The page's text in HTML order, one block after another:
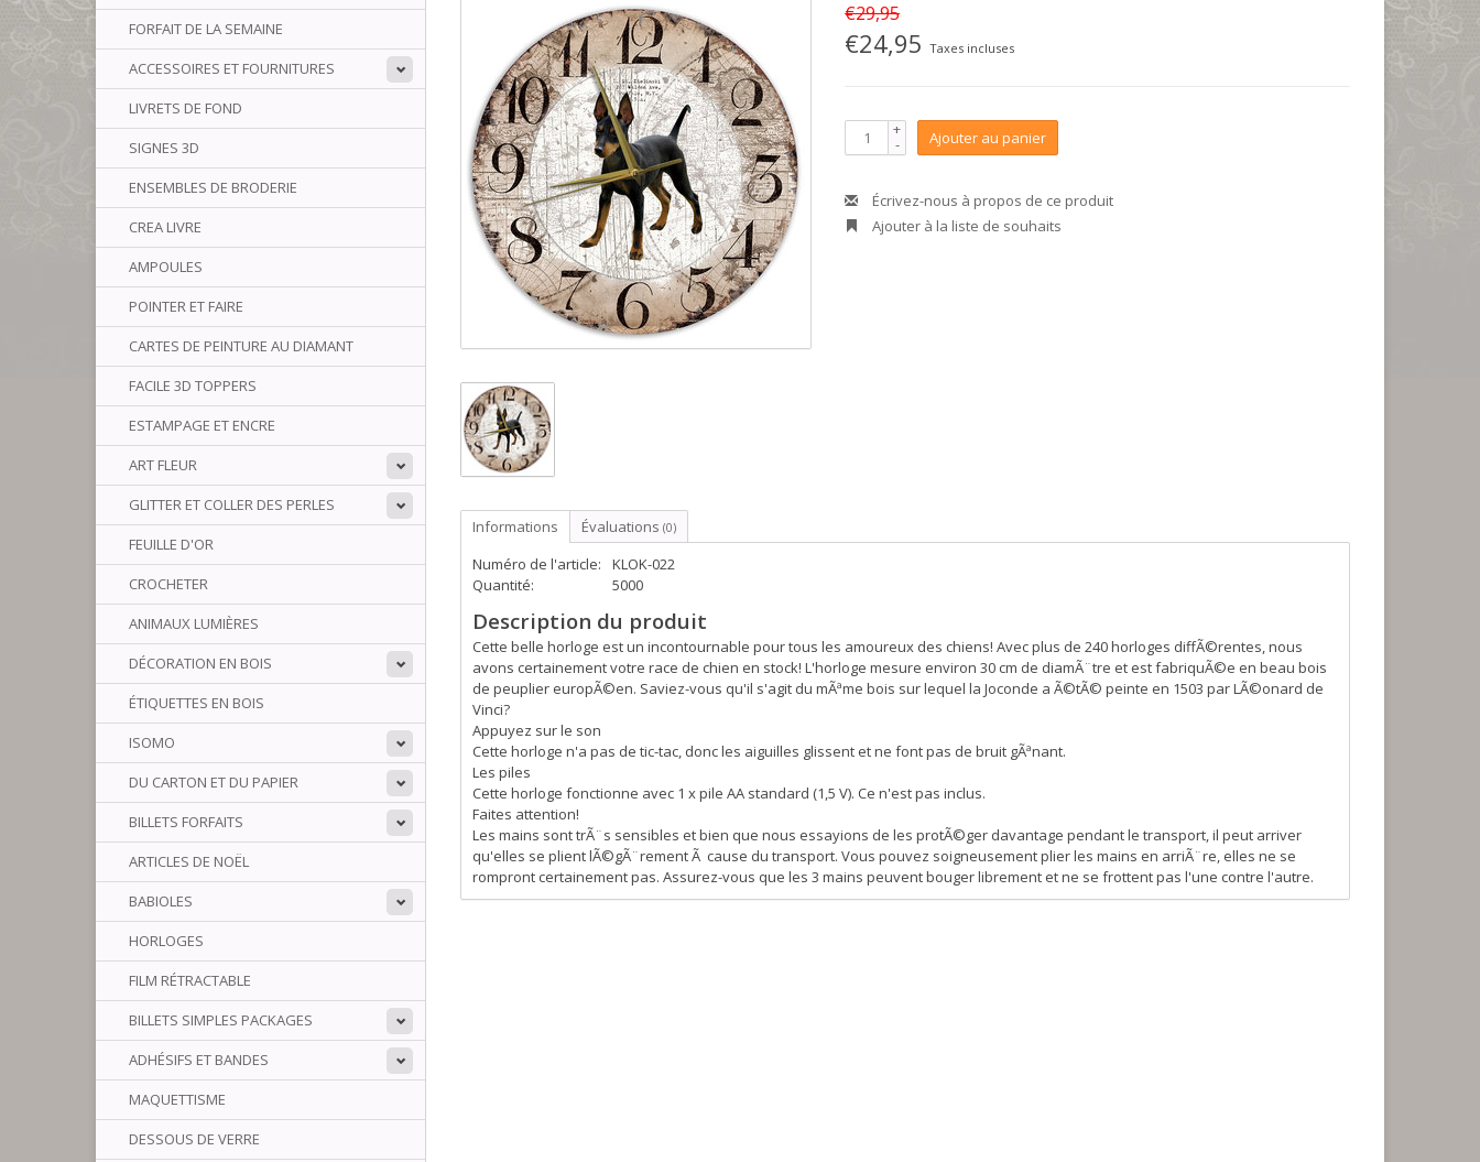
FORFAIT DE LA SEMAINE
ACCESSOIRES ET FOURNITURES
LIVRETS DE FOND
SIGNES 3D
ENSEMBLES DE BRODERIE
CREA LIVRE
AMPOULES
POINTER ET FAIRE
CARTES DE PEINTURE AU DIAMANT
FACILE 3D TOPPERS
ESTAMPAGE ET ENCRE
ART FLEUR
GLITTER ET COLLER DES PERLES
FEUILLE D'OR
CROCHETER
ANIMAUX LUMIÈRES
DÉCORATION EN BOIS
ÉTIQUETTES EN BOIS
ISOMO
DU CARTON ET DU PAPIER
BILLETS FORFAITS
ARTICLES DE NOËL
BABIOLES
HORLOGES
FILM RÉTRACTABLE
BILLETS SIMPLES PACKAGES
ADHÉSIFS ET BANDES
MAQUETTISME
DESSOUS DE VERRE
€29,95
€24,95Taxes incluses
+
- Ajouter au panier
Écrivez-nous à propos de ce produit
Ajouter à la liste de souhaits
Informations Évaluations (0)
Numéro de l'article:
KLOK-022
Quantité:
5000
Description du produit
Cette belle horloge est un incontournable pour tous les amoureux des chiens! Avec plus de 240 horloges diffÃ©rentes, nous
avons certainement votre race de chien en stock! L'horloge mesure environ 30 cm de diamÃ¨tre et est fabriquÃ©e en beau bois
de peuplier europÃ©en. Saviez-vous qu'il s'agit du mÃªme bois sur lequel la Joconde a Ã©tÃ© peinte en 1503 par LÃ©onard de
Vinci?
Appuyez sur le son
Cette horloge n'a pas de tic-tac, donc les aiguilles glissent et ne font pas de bruit gÃªnant.
Les piles
Cette horloge fonctionne avec 1 x pile AA standard (1,5 V). Ce n'est pas inclus.
Faites attention!
Les mains sont trÃ¨s sensibles et bien que nous essayions de les protÃ©ger davantage pendant le transport, il peut arriver
qu'elles se plient lÃ©gÃ¨rement Ã cause du transport. Vous pouvez soigneusement plier les mains en arriÃ¨re, elles ne se
rompront certainement pas. Assurez-vous que les 3 mains peuvent bouger librement et ne se frottent pas l'une contre l'autre.